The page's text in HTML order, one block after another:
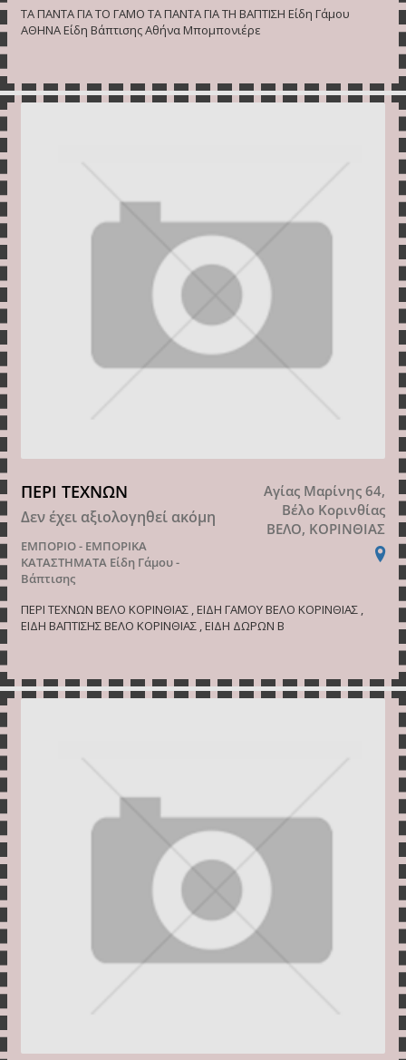
ΤΑ ΠΑΝΤΑ ΓΙΑ ΤΟ ΓΑΜΟ ΤΑ ΠΑΝΤΑ ΓΙΑ ΤΗ ΒΑΠΤΙΣΗ Είδη Γάμου
ΑΘΗΝΑ Είδη Βάπτισης Αθήνα Μπομπονιέρε
ΠΕΡΙ ΤΕΧΝΩΝ
Δεν έχει αξιολογηθεί ακόμη
ΕΜΠΟΡΙΟ - ΕΜΠΟΡΙΚΑ
ΚΑΤΑΣΤΗΜΑΤΑ Είδη Γάμου -
Βάπτισης
Αγίας Μαρίνης 64,
Βέλο Κορινθίας
ΒΕΛΟ, ΚΟΡΙΝΘΙΑΣ
ΠΕΡΙ ΤΕΧΝΩΝ ΒΕΛΟ ΚΟΡΙΝΘΙΑΣ , ΕΙΔΗ ΓΑΜΟΥ ΒΕΛΟ ΚΟΡΙΝΘΙΑΣ ,
ΕΙΔΗ ΒΑΠΤΙΣΗΣ ΒΕΛΟ ΚΟΡΙΝΘΙΑΣ , ΕΙΔΗ ΔΩΡΩΝ Β